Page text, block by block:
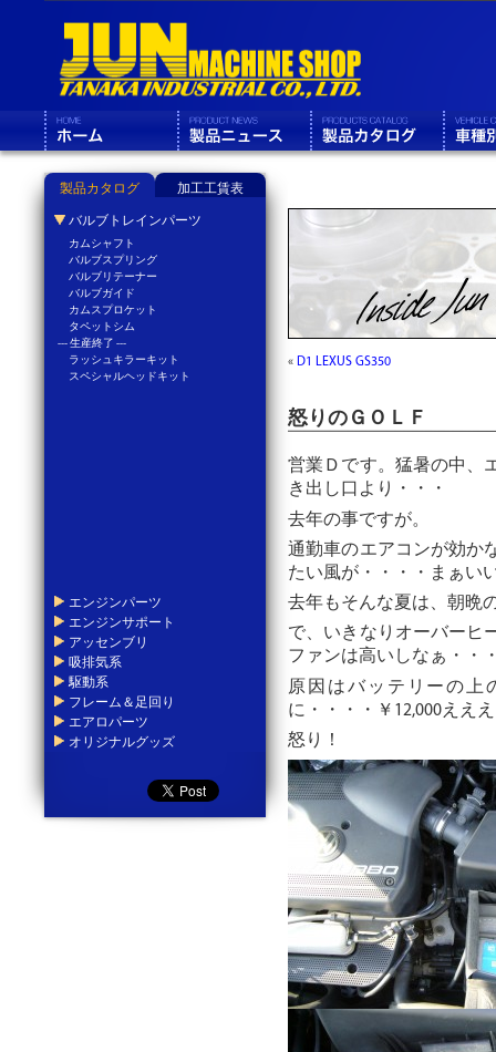
« D1 LEXUS GS350
怒りのＧＯＬＦ
営業Ｄです。猛暑の中、
き出し口より・・・
去年の事ですが。
通勤車のエアコンが効か
たい風が・・・・まぁい
去年もそんな夏は、朝晩
で、いきなりオーバーヒ
ファンは高いしなぁ・・
原因はバッテリーの上
に・・・・￥12,000ええ
怒り！
製品カタログ 加工工賃表
バルブトレインパーツ
カムシャフト
バルブスプリング
バルブリテーナー
バルブガイド
カムスプロケット
タペットシム
--- 生産終了 ---
ラッシュキラーキット
スペシャルヘッドキット
エンジンパーツ
エンジンサポート
アッセンブリ
吸排気系
駆動系
フレーム＆足回り
エアロパーツ
オリジナルグッズ